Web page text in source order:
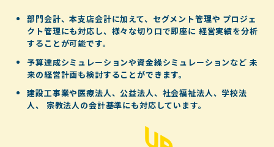
部門会計、本支店会計に加えて、セグメント管理や プロジェ
クト管理にも対応し、様々な切り口で即座に 経営実績を分析
することが可能です。
予算達成シミュレーションや資金繰シミュレーションなど 未
来の経営計画も検討することができます。
建設工事業や医療法人、公益法人、社会福祉法人、学校法
人、
宗教法人の会計基準にも対応しています。